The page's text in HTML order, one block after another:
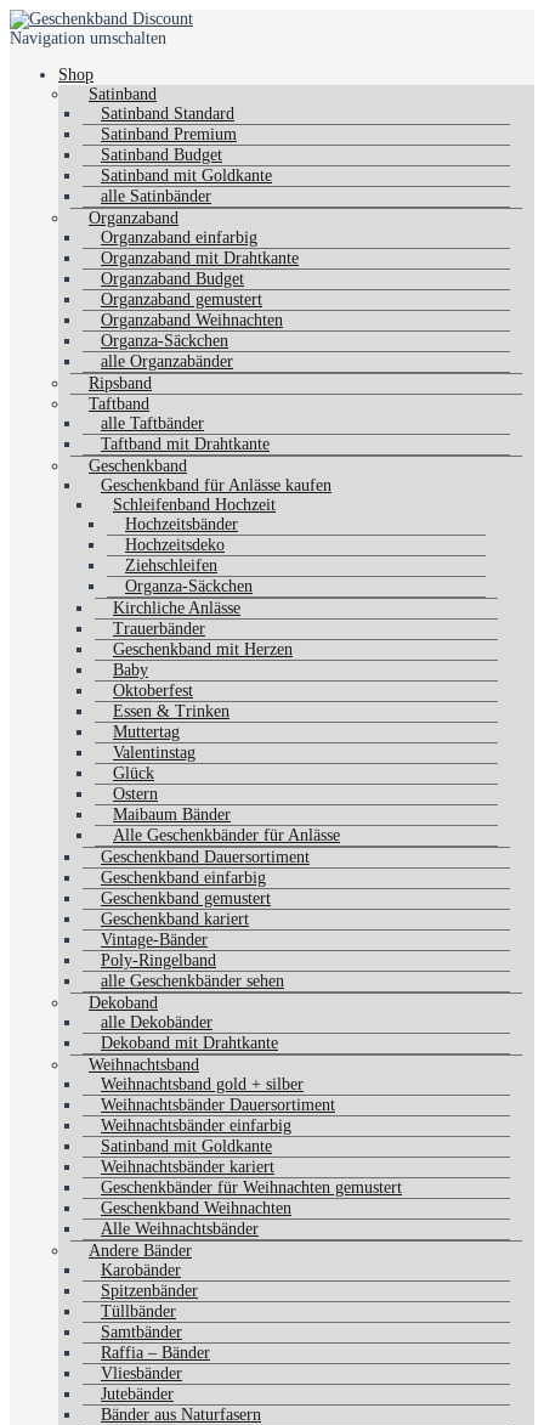
Navigation umschalten
Shop
Satinband
Satinband Standard
Satinband Premium
Satinband Budget
Satinband mit Goldkante
alle Satinbänder
Organzaband
Organzaband einfarbig
Organzaband mit Drahtkante
Organzaband Budget
Organzaband gemustert
Organzaband Weihnachten
Organza-Säckchen
alle Organzabänder
Ripsband
Taftband
alle Taftbänder
Taftband mit Drahtkante
Geschenkband
Geschenkband für Anlässe kaufen
Schleifenband Hochzeit
Hochzeitsbänder
Hochzeitsdeko
Ziehschleifen
Organza-Säckchen
Kirchliche Anlässe
Trauerbänder
Geschenkband mit Herzen
Baby
Oktoberfest
Essen & Trinken
Muttertag
Valentinstag
Glück
Ostern
Maibaum Bänder
Alle Geschenkbänder für Anlässe
Geschenkband Dauersortiment
Geschenkband einfarbig
Geschenkband gemustert
Geschenkband kariert
Vintage-Bänder
Poly-Ringelband
alle Geschenkbänder sehen
Dekoband
alle Dekobänder
Dekoband mit Drahtkante
Weihnachtsband
Weihnachtsband gold + silber
Weihnachtsbänder Dauersortiment
Weihnachtsbänder einfarbig
Satinband mit Goldkante
Weihnachtsbänder kariert
Geschenkbänder für Weihnachten gemustert
Geschenkband Weihnachten
Alle Weihnachtsbänder
Andere Bänder
Karobänder
Spitzenbänder
Tüllbänder
Samtbänder
Raffia – Bänder
Vliesbänder
Jutebänder
Bänder aus Naturfasern